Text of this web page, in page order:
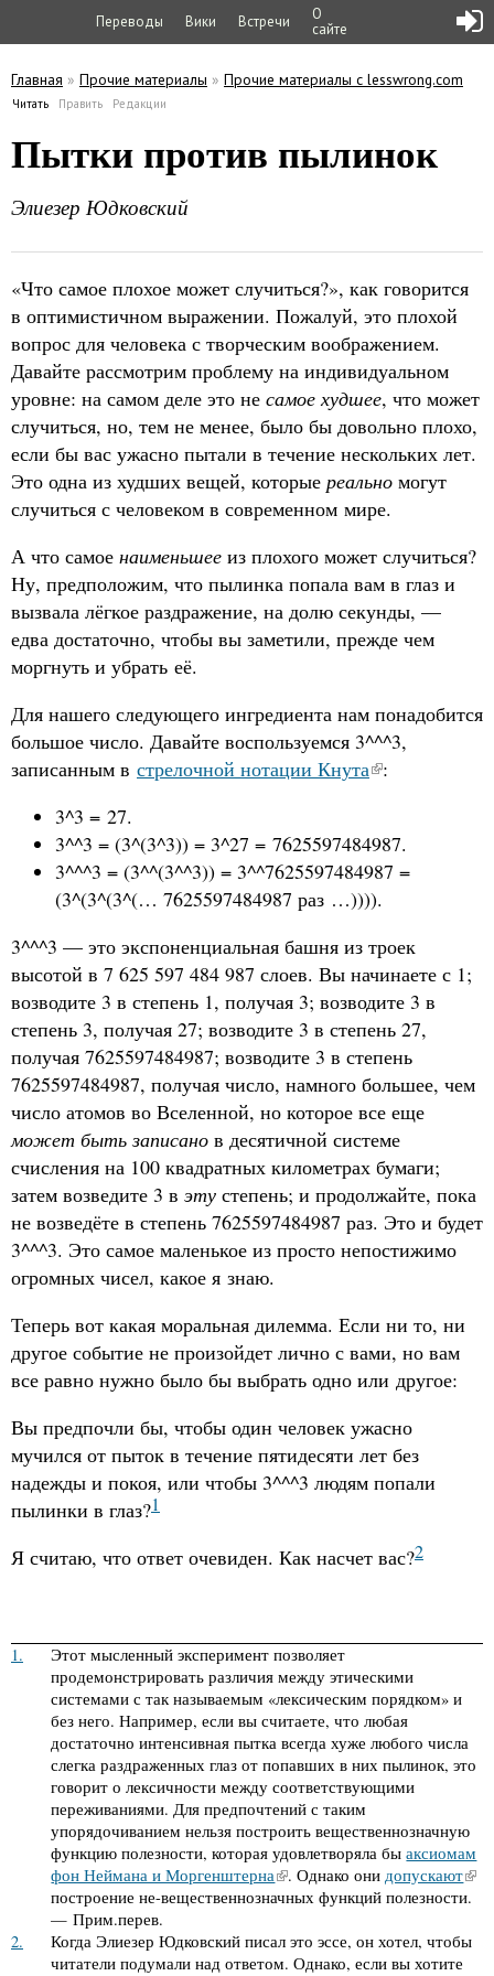
Переводы Вики Встречи
О
сайте
Вы здесь
Главная » Прочие материалы » Прочие материалы с lesswrong.com
Читать (активная вкладка)
Править Редакции
Пытки против пылинок
Элиезер Юдковский
«Что самое плохое может случиться?», как говорится
в оптимистичном выражении. Пожалуй, это плохой
вопрос для человека с творческим воображением.
Давайте рассмотрим проблему на индивидуальном
уровне: на самом деле это не самое худшее, что может
случиться, но, тем не менее, было бы довольно плохо,
если бы вас ужасно пытали в течение нескольких лет.
Это одна из худших вещей, которые реально могут
случиться с человеком в современном мире.
А что самое наименьшее из плохого может случиться?
Ну, предположим, что пылинка попала вам в глаз и
вызвала лёгкое раздражение, на долю секунды, —
едва достаточно, чтобы вы заметили, прежде чем
моргнуть и убрать её.
Для нашего следующего ингредиента нам понадобится
большое число. Давайте воспользуемся 3^^^3,
записанным в стрелочной нотации Кнута :
3^3 = 27.
3^^3 = (3^(3^3)) = 3^27 = 7625597484987.
3^^^3 = (3^^(3^^3)) = 3^^7625597484987 =
(3^(3^(3^(… 7625597484987 раз …)))).
3^^^3 — это экспоненциальная башня из троек
высотой в 7 625 597 484 987 слоев. Вы начинаете с 1;
возводите 3 в степень 1, получая 3; возводите 3 в
степень 3, получая 27; возводите 3 в степень 27,
получая 7625597484987; возводите 3 в степень
7625597484987, получая число, намного большее, чем
число атомов во Вселенной, но которое все еще
может быть записано в десятичной системе
счисления на 100 квадратных километрах бумаги;
затем возведите 3 в эту степень; и продолжайте, пока
не возведёте в степень 7625597484987 раз. Это и будет
3^^^3. Это самое маленькое из просто непостижимо
огромных чисел, какое я знаю.
Теперь вот какая моральная дилемма. Если ни то, ни
другое событие не произойдет лично с вами, но вам
все равно нужно было бы выбрать одно или другое:
Вы предпочли бы, чтобы один человек ужасно
мучился от пыток в течение пятидесяти лет без
надежды и покоя, или чтобы 3^^^3 людям попали
пылинки в глаз?1
Я считаю, что ответ очевиден. Как насчет вас?2
1.
Этот мысленный эксперимент позволяет
продемонстрировать различия между этическими
системами с так называемым «лексическим порядком» и
без него. Например, если вы считаете, что любая
достаточно интенсивная пытка всегда хуже любого числа
слегка раздраженных глаз от попавших в них пылинок, это
говорит о лексичности между соответствующими
переживаниями. Для предпочтений с таким
упорядочиванием нельзя построить вещественнозначную
функцию полезности, которая удовлетворяла быаксиомам
фон Неймана и Моргенштерна
. Однако они допускают
построение не-вещественнозначных функций полезности.
— Прим.перев.
2.
Когда Элиезер Юдковский писал это эссе, он хотел, чтобы
читатели подумали над ответом. Однако, если вы хотите